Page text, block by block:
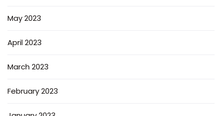
May 2023
April 2023
March 2023
February 2023